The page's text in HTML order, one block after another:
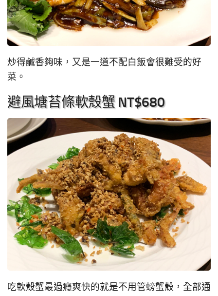
炒得鹹香夠味，又是一道不配白飯會很難受的好
菜。
避風塘苔條軟殼蟹 NT$680
吃軟殼蟹最過癮爽快的就是不用管螃蟹殼，全部通